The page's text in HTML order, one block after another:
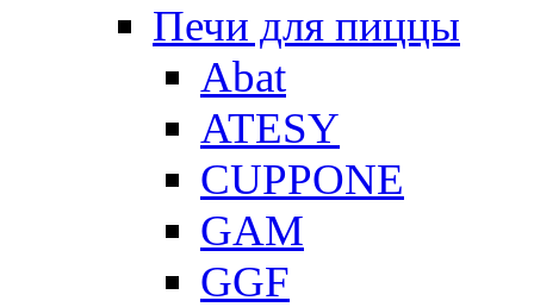
Печи для пиццы
Abat
ATESY
CUPPONE
GAM
GGF